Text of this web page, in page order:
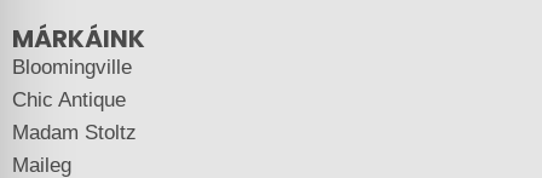
MÁRKÁINK
Bloomingville
Chic Antique
Madam Stoltz
Maileg